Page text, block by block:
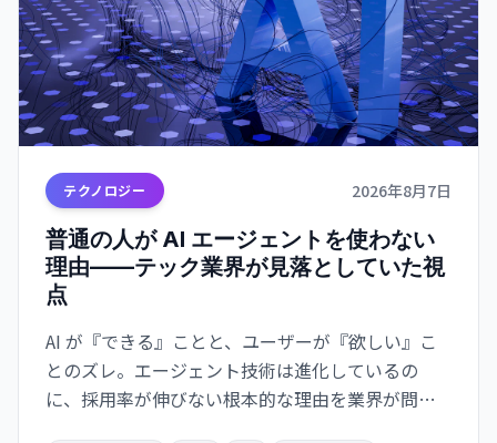
テクノロジー 2026年8月7日
普通の人が AI エージェントを使わない
理由——テック業界が見落としていた視
点
AI が『できる』ことと、ユーザーが『欲しい』こ
とのズレ。エージェント技術は進化しているの
に、採用率が伸びない根本的な理由を業界が問い